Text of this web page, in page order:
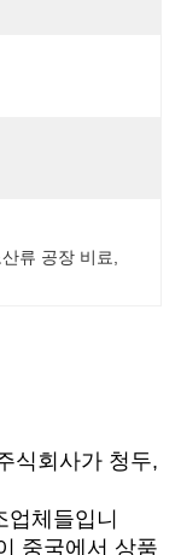
류 공장 비료
식회사가 청두,
체들입니
중국에서 상품